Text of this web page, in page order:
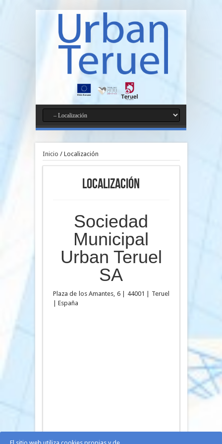
Inicio / Localización
Localización
Sociedad
Municipal
Urban Teruel
SA
Plaza de los Amantes, 6 | 44001 | Teruel
| España